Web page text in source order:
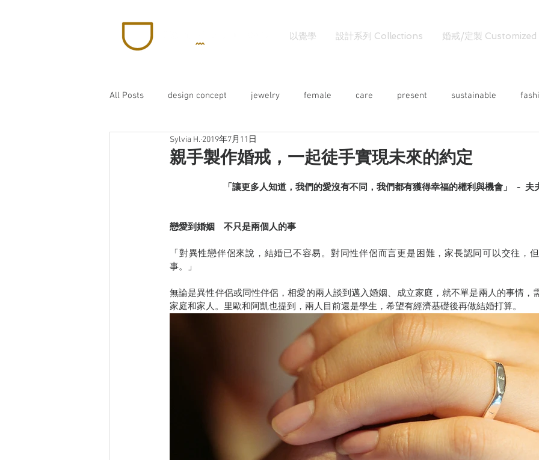
以覺學 設計系列 Collections 婚戒/定製 Customized
All Posts design concept jewelry female care present sustainable
rings
親手製作婚戒，一起徒手實現未來的約定
Sylvia H. 2019年7月11日
「讓更多人知道，我們的愛沒有不同，我們都有獲得幸福的權利與機會」  -  夫
戀愛到婚姻　不只是兩個人的事
「對異性戀伴侶來說，結婚已不容易。對同性伴侶而言更是困難，家長認同可以交往，
事。」
無論是異性伴侶或同性伴侶，相愛的兩人談到邁入婚姻、成立家庭，就不單是兩人的事情，
家庭和家人。里歐和阿凱也提到，兩人目前還是學生，希望有經濟基礎後再做結婚打算。